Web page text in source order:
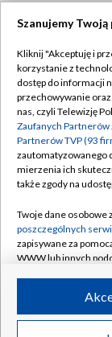
Abonament
Emisja w TVP
Centrum
Naziemna
Rada
System NOS
Informacje o
Program dla
©2026
Szanujemy
Kliknij "Akceptuję i
korzystanie z
dostęp do informacji
przechowywanie
nas, czyli Telewizję
Zaufanych Partnerów
Partnerów TVP (93
zautomatyzowanego
mierzenia ich
także zgody na
Twoje dane osobowe
poszczególnych
zapisywane za
WWW lub innych
ruchu w Internecie.
Twoje dane